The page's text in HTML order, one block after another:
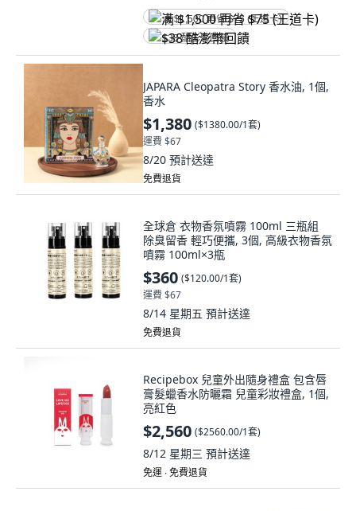
满 $1,500 再省 $75 (王道卡)
$38 酷澎幣回饋
JAPARA Cleopatra Story 香水油, 1個,
香水
$1,380 ($1380.00/1套)
運費 $67
8/20 預計送達
免費退貨
全球倉 衣物香氛噴霧 100ml 三瓶組
除臭留香 輕巧便攜, 3個, 高級衣物香氛
噴霧 100ml×3瓶
$360 ($120.00/1套)
運費 $67
8/14 星期五 預計送達
免費退貨
Recipebox 兒童外出隨身禮盒 包含唇
膏髮蠟香水防曬霜 兒童彩妝禮盒, 1個,
亮紅色
$2,560 ($2560.00/1套)
8/12 星期三 預計送達
免運 ∙ 免費退貨